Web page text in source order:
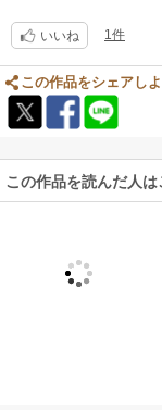
いいね 1件
この作品をシェアしよ
この作品を読んだ人